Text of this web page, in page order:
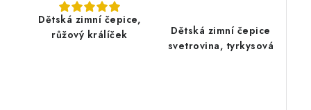
Dětská zimní čepice,
růžový králíček
Dětská zimní čepice
svetrovina, tyrkysová